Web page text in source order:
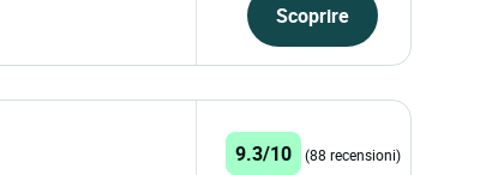
Scoprire
9.3/10 (88 recensioni)